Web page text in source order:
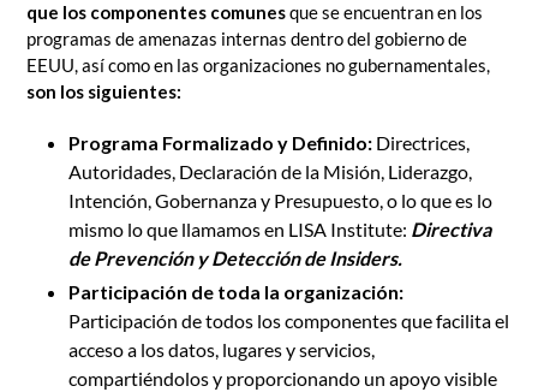
que los componentes comunesque se encuentran en los
programas de amenazas internas dentro del gobierno de
EEUU, así como en las organizaciones no gubernamentales,
son los siguientes:
Programa Formalizado y Definido: Directrices,
Autoridades, Declaración de la Misión, Liderazgo,
Intención, Gobernanza y Presupuesto, o lo que es lo
mismo lo que llamamos en LISA Institute: Directiva
de Prevención y Detección de Insiders.
Participación de toda la organización:
Participación de todos los componentes que facilita el
acceso a los datos, lugares y servicios,
compartiéndolos y proporcionando un apoyo visible